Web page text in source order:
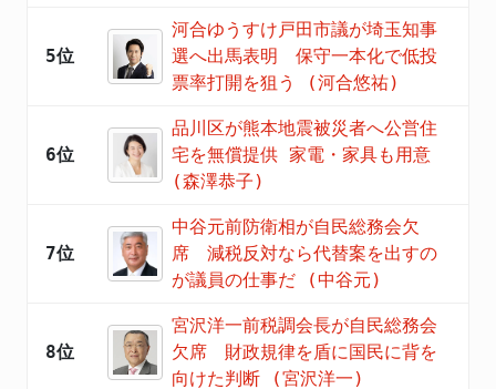
5位
河合ゆうすけ戸田市議が埼玉知事
選へ出馬表明 保守一本化で低投
票率打開を狙う (河合悠祐)
6位
品川区が熊本地震被災者へ公営住
宅を無償提供 家電・家具も用意
(森澤恭子)
7位
中谷元前防衛相が自民総務会欠
席 減税反対なら代替案を出すの
が議員の仕事だ (中谷元)
8位
宮沢洋一前税調会長が自民総務会
欠席 財政規律を盾に国民に背を
向けた判断 (宮沢洋一)